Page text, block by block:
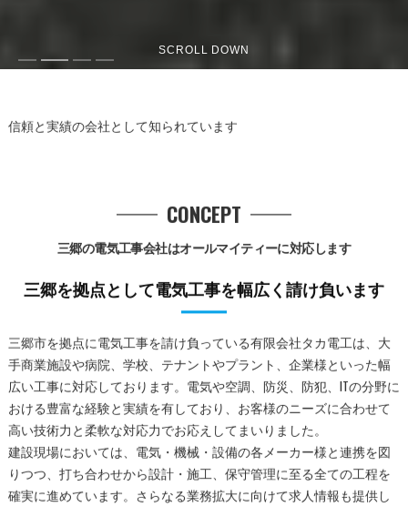
SCROLL DOWN
信頼と実績の会社として知られています
三郷の電気工事会社はオールマイティーに対応します
CONCEPT
三郷を拠点として電気工事を幅広く請け負います
三郷市を拠点に電気工事を請け負っている有限会社タカ電工は、大
手商業施設や病院、学校、テナントやプラント、企業様といった幅
広い工事に対応しております。電気や空調、防災、防犯、ITの分野に
おける豊富な経験と実績を有しており、お客様のニーズに合わせて
高い技術力と柔軟な対応力でお応えしてまいりました。
建設現場においては、電気・機械・設備の各メーカー様と連携を図
りつつ、打ち合わせから設計・施工、保守管理に至る全ての工程を
確実に進めています。さらなる業務拡大に向けて求人情報も提供し